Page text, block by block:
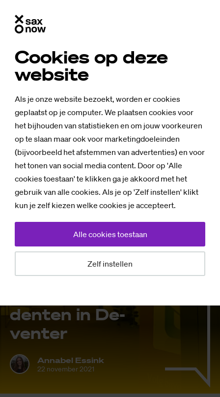
Cookies op deze
website
Als je onze website bezoekt, worden er cookies
geplaatst op je computer. We plaatsen cookies voor
het bijhouden van statistieken en om jouw voorkeuren
op te slaan maar ook voor marketingdoeleinden
(bijvoorbeeld het afstemmen van advertenties) en voor
het tonen van social media content. Door op 'Alle
cookies toestaan' te klikken ga je akkoord met het
gebruik van alle cookies. Als je op 'Zelf instellen' klikt
kun je zelf kiezen welke cookies je accepteert.
Zelf instellen
Alle cookies toestaan
Nieuws
Ex­tra werk­plek­
den­ten in De­
ven­ter
Annabel Essink
22 november 2021